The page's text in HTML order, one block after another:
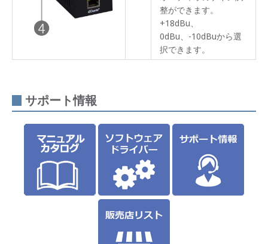
整ができます。
+18dBu、
0dBu、-10dBuから選
択できます。
サポート情報